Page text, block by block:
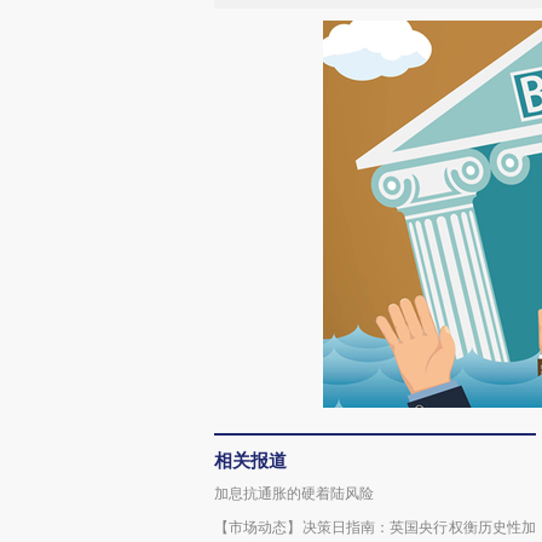
相关报道
加息抗通胀的硬着陆风险
【市场动态】决策日指南：英国央行权衡历史性加